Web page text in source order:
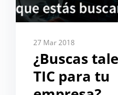
27 Mar 2018
¿Buscas
TIC para tu